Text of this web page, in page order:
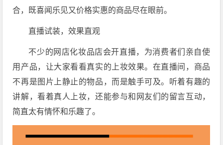
合，既喜闻乐见又价格实惠的商品尽在眼前。
直播试装，效果直观
不少的网店化妆品店会开直播，为消费者们亲自使
用产品，让大家看看真实的上妆效果。在直播间，商品
不再是图片上静止的物品，而是触手可及。听着有趣的
讲解，看着真人上妆，还能参与和网友们的留言互动，
简直太有情怀和乐趣了。